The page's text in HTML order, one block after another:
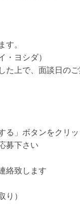
す。
・ヨシダ）
た上で、面談日の
る」ボタンをクリ
募下さい
絡致します
り）